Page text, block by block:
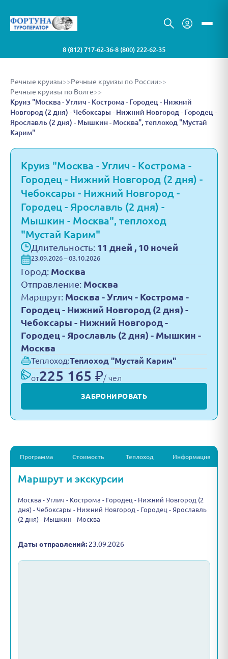
8 (812) 717-62-36•8 (800) 222-62-35
Речные круизы>>Речные круизы по России>>
Речные круизы по Волге>>
Круиз "Москва - Углич - Кострома - Городец - Нижний
Новгород (2 дня) - Чебоксары - Нижний Новгород - Городец -
Ярославль (2 дня) - Мышкин - Москва", теплоход "Мустай
Карим"
Круиз "Москва - Углич - Кострома -
Городец - Нижний Новгород (2 дня) -
Чебоксары - Нижний Новгород -
Городец - Ярославль (2 дня) -
Мышкин - Москва", теплоход
"Мустай Карим"
Длительность: 11 дней , 10 ночей
23.09.2026 – 03.10.2026
Город: Москва
Отправление: Москва
Маршрут: Москва - Углич - Кострома -
Городец - Нижний Новгород (2 дня) -
Чебоксары - Нижний Новгород -
Городец - Ярославль (2 дня) - Мышкин -
Москва
Теплоход:Теплоход "Мустай Карим"
от225 165 ₽/ чел
ЗАБРОНИРОВАТЬ
Программа Стоимость Теплоход Информация
Маршрут и экскурсии
Москва - Углич - Кострома - Городец - Нижний Новгород (2
дня) - Чебоксары - Нижний Новгород - Городец - Ярославль
(2 дня) - Мышкин - Москва
Даты отправлений: 23.09.2026